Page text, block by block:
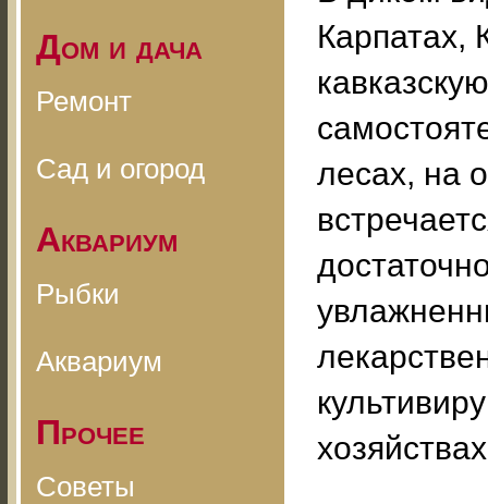
Дом и дача
Ремонт
Сад и огород
Аквариум
Рыбки
Аквариум
Прочее
Советы
Карпатах,
лесах, на